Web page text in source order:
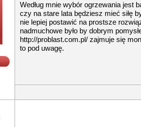
Według mnie wybór ogrzewania jest
czy na stare lata będziesz mieć siłę
nie lepiej postawić na prostsze
nadmuchowe było by dobrym
http://problast.com.pl/ zajmuje się
to pod uwagę.